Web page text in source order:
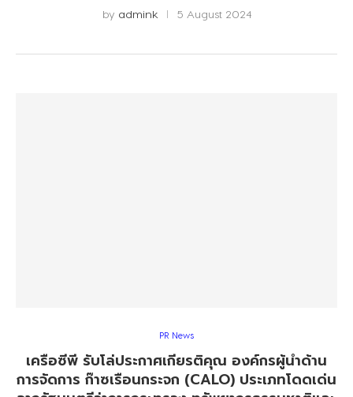
by admink 5 August 2024
PR News
เครือซีพี รับโล่ประกาศเกียรติคุณ องค์กรผู้นำด้าน
การจัดการ ก๊าซเรือนกระจก (CALO) ประเภทโดดเด่น